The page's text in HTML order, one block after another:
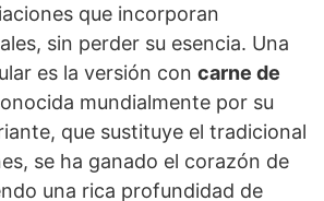
que incorporan
sin perder su esencia. Una
es la versión con carne de
mundialmente por su
que sustituye el tradicional
se ha ganado el corazón de
una rica profundidad de